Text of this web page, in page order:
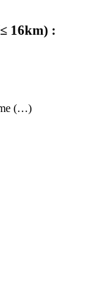
16km) :
(…)